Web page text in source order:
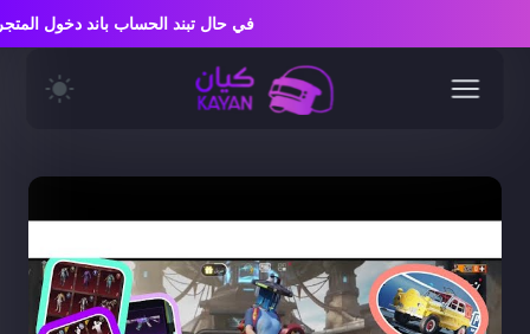
في حال تبند الحساب باند دخول